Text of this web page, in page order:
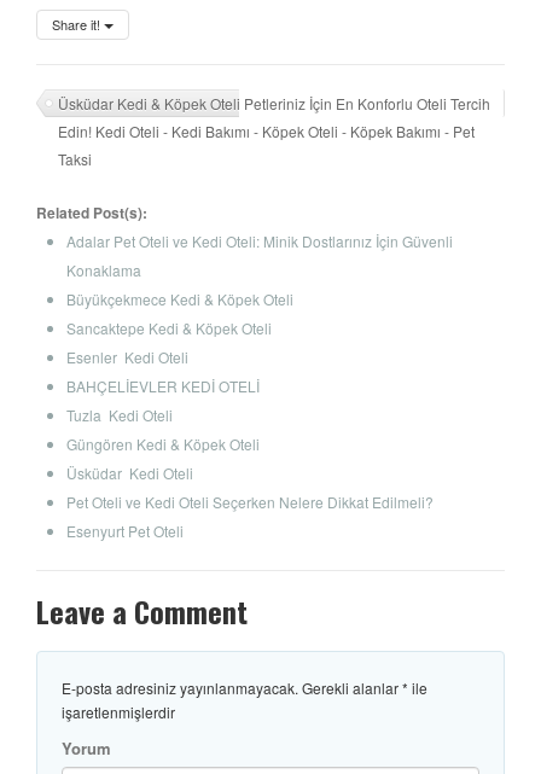
Share it!
Üsküdar Kedi & Köpek Oteli Petleriniz İçin En Konforlu Oteli Tercih
Edin! Kedi Oteli - Kedi Bakımı - Köpek Oteli - Köpek Bakımı - Pet
Taksi
Related Post(s):
Adalar Pet Oteli ve Kedi Oteli: Minik Dostlarınız İçin Güvenli
Konaklama
Büyükçekmece Kedi & Köpek Oteli
Sancaktepe Kedi & Köpek Oteli
Esenler Kedi Oteli
BAHÇELİEVLER KEDİ OTELİ
Tuzla Kedi Oteli
Güngören Kedi & Köpek Oteli
Üsküdar Kedi Oteli
Pet Oteli ve Kedi Oteli Seçerken Nelere Dikkat Edilmeli?
Esenyurt Pet Oteli
Leave a Comment
E-posta adresiniz yayınlanmayacak. Gerekli alanlar* ile
işaretlenmişlerdir
Yorum